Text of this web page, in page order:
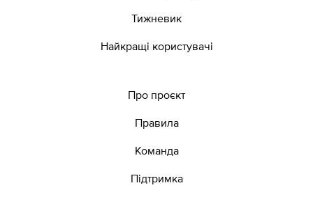
Тижневик
Найкращі користувачі
Про проєкт
Правила
Команда
Підтримка